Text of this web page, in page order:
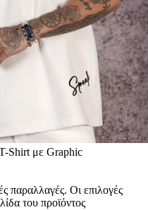
παραλλαγές. Οι επιλογές
του προϊόντος